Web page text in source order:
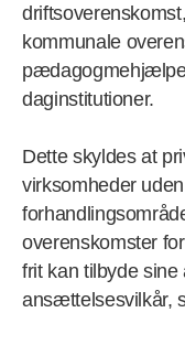
kommunale
daginstitutioner.
Dette skyldes at
virksomheder
overenskomster
frit kan tilbyde
ansættelsesvilkår,